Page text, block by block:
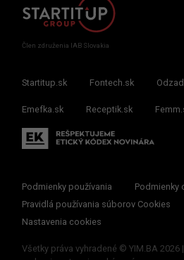
Člen združenia IAB Slovakia
Startitup.sk Fontech.sk
Emefka.sk Receptik.sk
Podmienky používania
Podmienky
Pravidlá používania súborov Cookies
Nastavenia cookies
Všetky práva vyhradené © YIM.BA